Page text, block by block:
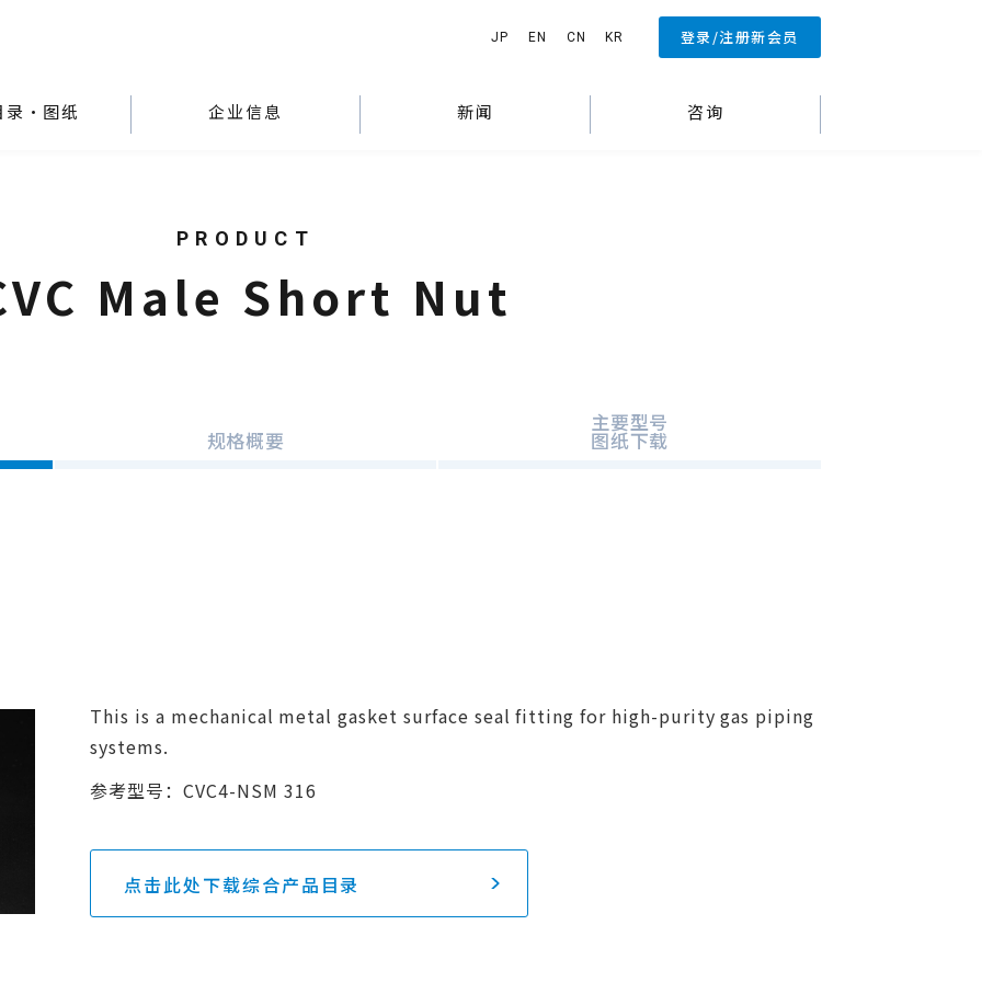
JP EN CN KR 登录/注册新会员
录・图纸 企业信息 新闻 咨询
Male Short Nut
规格概要
主要型号
图纸下载
This is a mechanical metal gasket surface seal fitting for high-purity gas piping
systems.
参考型号：CVC4-NSM 316
点击此处下载综合产品目录